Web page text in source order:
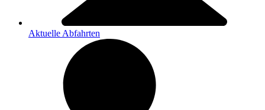
Aktuelle Abfahrten